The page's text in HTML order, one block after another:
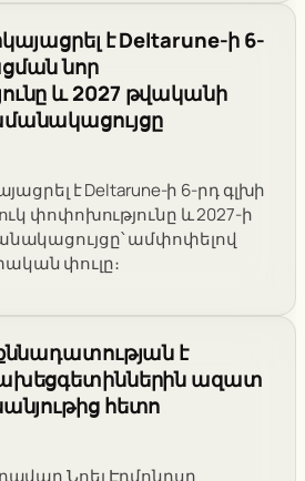
է Deltarune-ի 6-
նոր
և 2027 թվականի
է Deltarune-ի 6-րդ գլխի
փոփոխությունը և 2027-ի
ամփոփելով
փուլը։
է
ազատ
հետո
Նոել Էդմոնդսը